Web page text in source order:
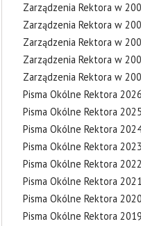
Zarządzenia Rektora w
Zarządzenia Rektora w
Zarządzenia Rektora w
Zarządzenia Rektora w
Zarządzenia Rektora w
Pisma Okólne Rektora 2026
Pisma Okólne Rektora 2025
Pisma Okólne Rektora
Pisma Okólne Rektora 2023
Pisma Okólne Rektora 2022
Pisma Okólne Rektora 2021
Pisma Okólne Rektora 2020
Pisma Okólne Rektora 2019